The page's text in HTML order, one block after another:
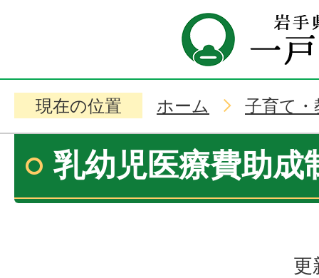
現在の位置 ホーム 子育て・
乳幼児医療費助成
更